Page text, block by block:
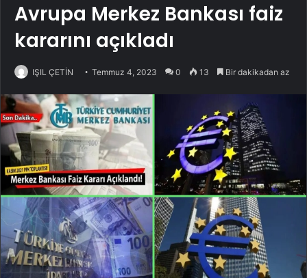
Avrupa Merkez Bankası faiz
kararını açıkladı
IŞIL ÇETİN Temmuz 4, 2023 0 13 Bir dakikadan az